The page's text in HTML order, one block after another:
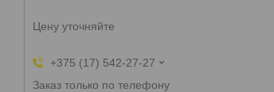
Цену уточняйте
+375 (17) 542-27-27
Заказ только по телефону